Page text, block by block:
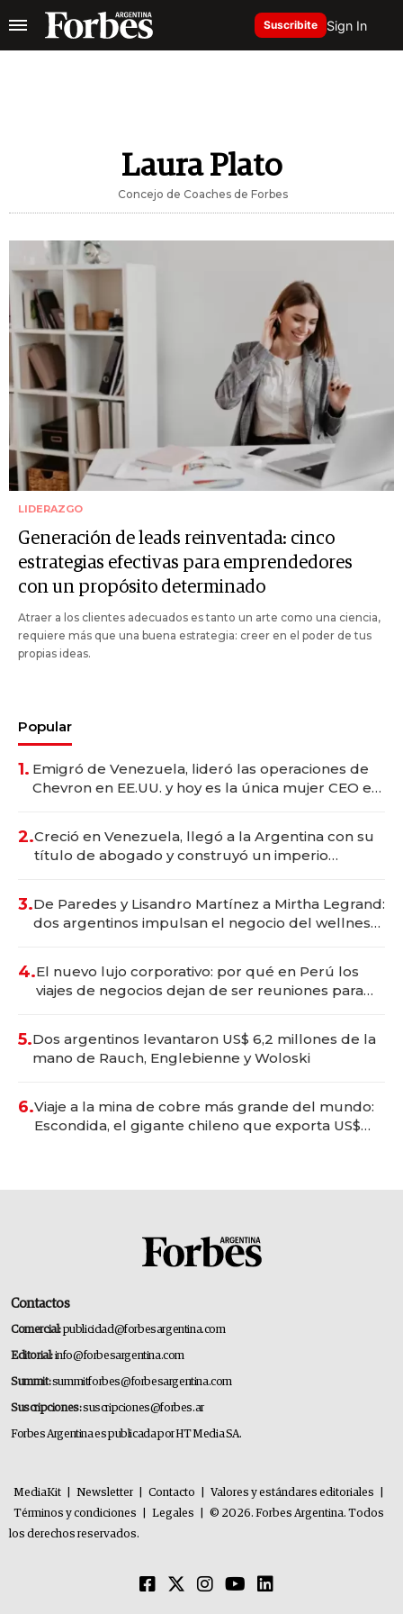
Suscribite Sign In
Laura Plato
Concejo de Coaches de Forbes
LIDERAZGO
Generación de leads reinventada: cinco
estrategias efectivas para emprendedores
con un propósito determinado
Atraer a los clientes adecuados es tanto un arte como una ciencia,
requiere más que una buena estrategia: creer en el poder de tus
propias ideas.
Popular
1. Emigró de Venezuela, lideró las operaciones de
Chevron en EE.UU. y hoy es la única mujer CEO en
2.Creció en Venezuela, llegó a la Argentina con su
título de abogado y construyó un imperio
3.De Paredes y Lisandro Martínez a Mirtha Legrand:
dos argentinos impulsan el negocio del wellness
4.El nuevo lujo corporativo: por qué en Perú los
viajes de negocios dejan de ser reuniones para
5.Dos argentinos levantaron US$ 6,2 millones de la
mano de Rauch, Englebienne y Woloski
6.Viaje a la mina de cobre más grande del mundo:
Escondida, el gigante chileno que exporta US$
Contactos
Comercial:publicidad@forbesargentina.com
Editorial:info@forbesargentina.com
Summit:summitforbes@forbesargentina.com
Suscripciones:suscripciones@forbes.ar
Forbes Argentina es publicada por HT Media SA.
MediaKit Newsletter Contacto Valores y estándares editoriales
Términos y condiciones
Legales
© 2026. Forbes Argentina. Todos
los derechos reservados.